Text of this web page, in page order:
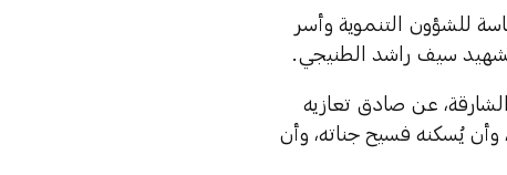
للشؤون التنموية وأسر
سيف راشد الطنيجي.
عن صادق تعازيه
وأن يُسكنه فسيح جناته، وأن